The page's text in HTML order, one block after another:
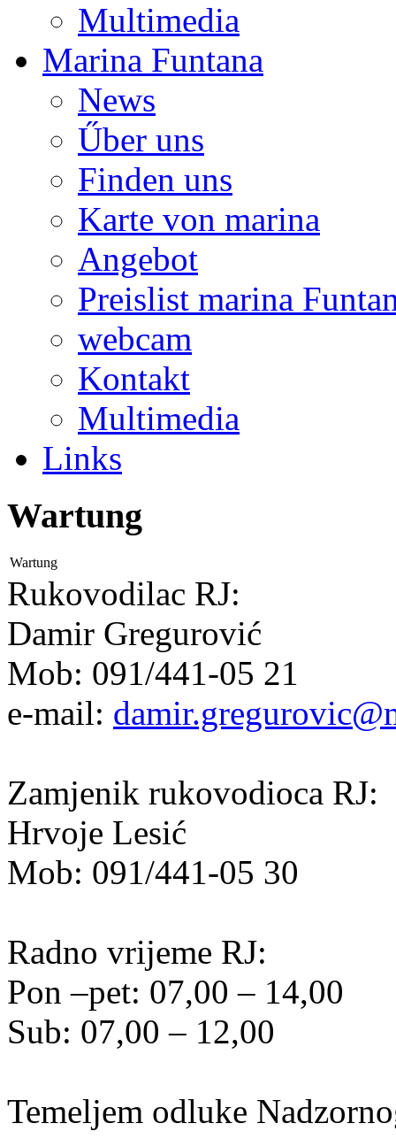
Multimedia
Marina Funtana
News
Űber uns
Finden uns
Karte von marina
Angebot
Preislist marina
webcam
Kontakt
Multimedia
Links
Wartung
Wartung
Rukovodilac RJ:
Damir Gregurović
Mob: 091/441-05 21
e-mail:
Zamjenik rukovodioca RJ:
Hrvoje Lesić
Mob: 091/441-05 30
Radno vrijeme RJ:
Pon –pet: 07,00 – 14,00
Sub: 07,00 – 12,00
Temeljem odluke